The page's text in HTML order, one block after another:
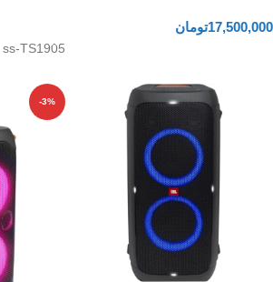
17,500,000تومان
ss-TS1905
-3%